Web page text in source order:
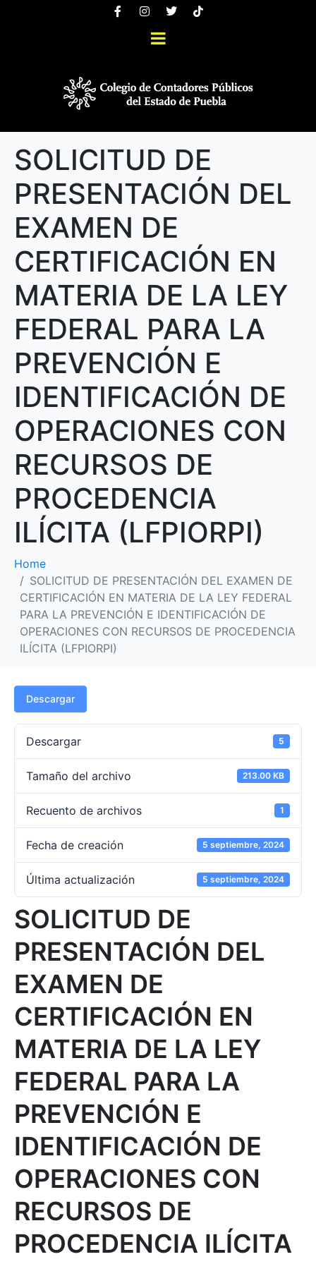
SOLICITUD DE
PRESENTACIÓN DEL
EXAMEN DE
CERTIFICACIÓN EN
MATERIA DE LA LEY
FEDERAL PARA LA
PREVENCIÓN E
IDENTIFICACIÓN DE
OPERACIONES CON
RECURSOS DE
PROCEDENCIA
ILÍCITA (LFPIORPI)
Home
SOLICITUD DE PRESENTACIÓN DEL EXAMEN DE
CERTIFICACIÓN EN MATERIA DE LA LEY FEDERAL
PARA LA PREVENCIÓN E IDENTIFICACIÓN DE
OPERACIONES CON RECURSOS DE PROCEDENCIA
ILÍCITA (LFPIORPI)
Descargar
Descargar 5
Tamaño del archivo 213.00 KB
Recuento de archivos 1
Fecha de creación 5 septiembre, 2024
Última actualización 5 septiembre, 2024
SOLICITUD DE
PRESENTACIÓN DEL
EXAMEN DE
CERTIFICACIÓN EN
MATERIA DE LA LEY
FEDERAL PARA LA
PREVENCIÓN E
IDENTIFICACIÓN DE
OPERACIONES CON
RECURSOS DE
PROCEDENCIA ILÍCITA